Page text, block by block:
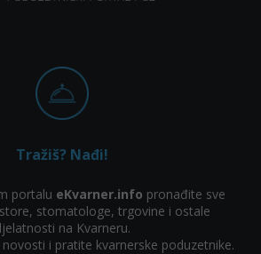
Tražiš? Nađi!
portalu eKvarner.info pronađite sve
stomatologe, trgovine i ostale
na Kvarneru.
i pratite kvarnerske poduzetnike.